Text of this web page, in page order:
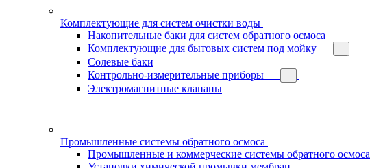
Комплектующие для систем очистки воды
Накопительные баки для систем обратного осмоса
Комплектующие для бытовых систем под мойку
Солевые баки
Контрольно-измерительные приборы
Электромагнитные клапаны
Промышленные системы обратного осмоса
Промышленные и коммерческие системы обратного осмоса